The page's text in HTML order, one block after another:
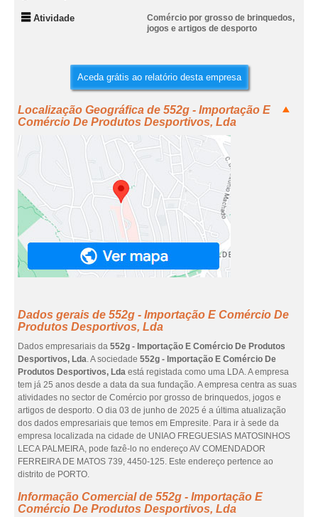
Atividade
Comércio por grosso de brinquedos,
jogos e artigos de desporto
Aceda grátis ao relatório desta empresa
Localização Geográfica de 552g - Importação E
Comércio De Produtos Desportivos, Lda
Dados gerais de 552g - Importação E Comércio De
Produtos Desportivos, Lda
Dados empresariais da 552g - Importação E Comércio De Produtos
Desportivos, Lda. A sociedade 552g - Importação E Comércio De
Produtos Desportivos, Lda está registada como uma LDA. A empresa
tem já 25 anos desde a data da sua fundação. A empresa centra as suas
atividades no sector de Comércio por grosso de brinquedos, jogos e
artigos de desporto. O dia 03 de junho de 2025 é a última atualização
dos dados empresariais que temos em Empresite. Para ir à sede da
empresa localizada na cidade de UNIAO FREGUESIAS MATOSINHOS
LECA PALMEIRA, pode fazê-lo no endereço AV COMENDADOR
FERREIRA DE MATOS 739, 4450-125. Este endereço pertence ao
distrito de PORTO.
Informação Comercial de 552g - Importação E
Comércio De Produtos Desportivos, Lda